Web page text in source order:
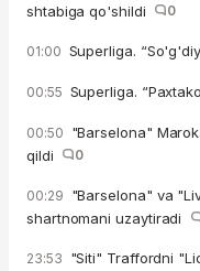
shtabiga qo'shildi
0
01:00 Superliga.
00:55 Superliga.
00:50 "Barselona"
qildi
0
00:29 "Barselona" va
shartnomani uzaytiradi
23:53 "Siti" Traffordni